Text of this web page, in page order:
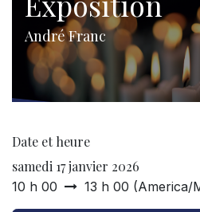
André Franc
Date et heure
samedi 17 janvier 2026
10 h 00 13 h 00 (America/